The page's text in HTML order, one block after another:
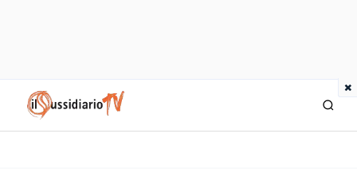
×
IlSussidiario TV